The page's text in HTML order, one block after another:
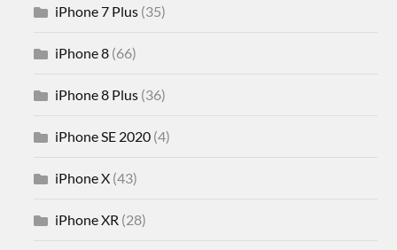
iPhone 7 Plus (35)
iPhone 8 (66)
iPhone 8 Plus (36)
iPhone SE 2020 (4)
iPhone X (43)
iPhone XR (28)